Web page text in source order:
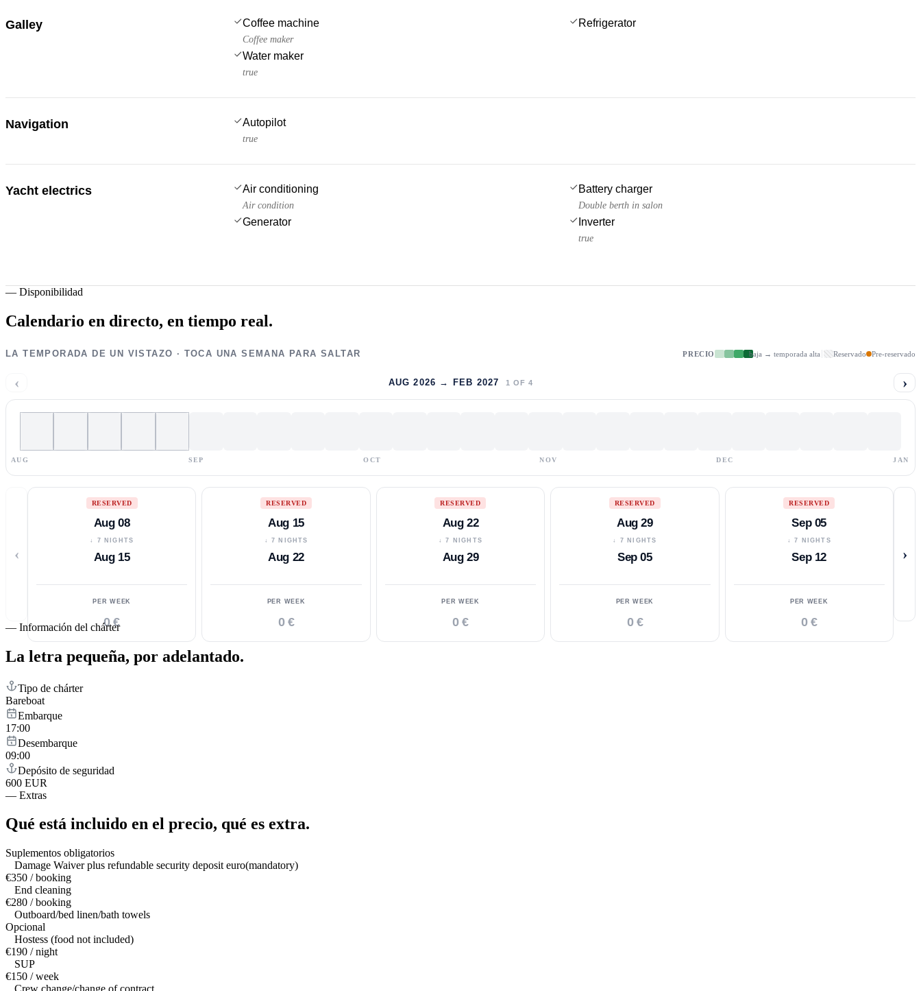
Galley Coffee machine
Coffee maker
Refrigerator
Water maker
true
Navigation Autopilot
true
Yacht electrics Air conditioning
Air condition
Battery charger
Double berth in salon
Generator Inverter
true
— Disponibilidad
Calendario en directo, en tiempo real.
LA TEMPORADA DE UN VISTAZO · TOCA UNA SEMANA PARA SALTAR PRECIO baja → temporada alta Reservado Pre-reservado
‹ AUG 2026 → FEB 2027 1 OF 4 ›
AUG SEP OCT NOV DEC JAN
‹
RESERVED
Aug 08
↓ 7 NIGHTS
Aug 15
PER WEEK
0 €
RESERVED
Aug 15
↓ 7 NIGHTS
Aug 22
PER WEEK
0 €
RESERVED
Aug 22
↓ 7 NIGHTS
Aug 29
PER WEEK
0 €
RESERVED
Aug 29
↓ 7 NIGHTS
Sep 05
PER WEEK
0 €
RESERVED
Sep 05
↓ 7 NIGHTS
Sep 12
PER WEEK
0 €
›
— Información del chárter
La letra pequeña, por adelantado.
Tipo de chárter
Bareboat
Embarque
17:00
Desembarque
09:00
Depósito de seguridad
600 EUR
— Extras
Qué está incluido en el precio, qué es extra.
Suplementos obligatorios
Damage Waiver plus refundable security deposit euro(mandatory)
€350 / booking
End cleaning
€280 / booking
Outboard/bed linen/bath towels
Opcional
Hostess (food not included)
€190 / night
SUP
€150 / week